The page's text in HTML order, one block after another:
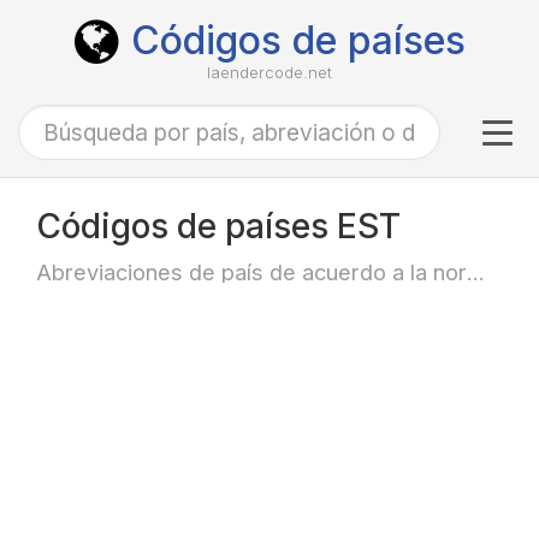
Códigos de países
laendercode.net
Códigos de países EST
Abreviaciones de país de acuerdo a la norma ISO-3166 alfa-3